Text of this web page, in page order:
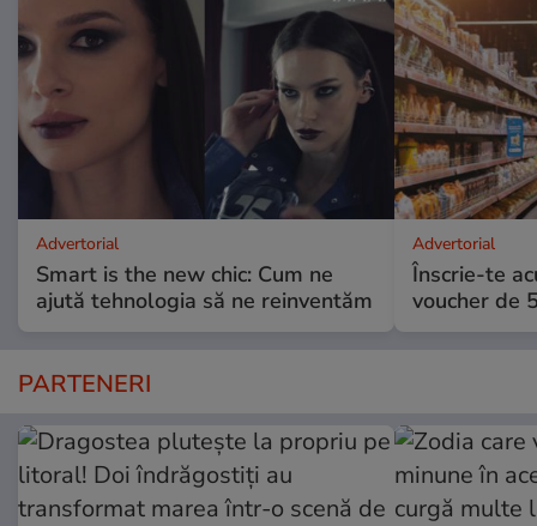
Advertorial
Smart is the new chic: Cum ne
ajută tehnologia să ne reinventăm
Advertorial
Înscrie-te
voucher de
PARTENERI